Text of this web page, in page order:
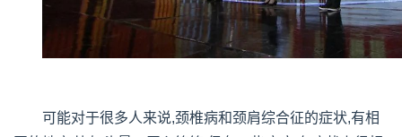
可能对于很多人来说,颈椎病和颈肩综合征的症状,有相